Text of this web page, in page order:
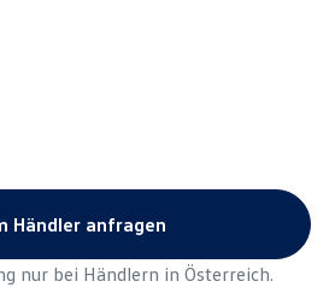
Händler anfragen
nur bei Händlern in Österreich.